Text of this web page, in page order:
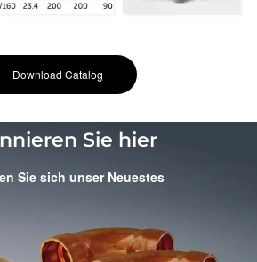
Download Catalog
Sie hier
Sie sich unser Neuestes